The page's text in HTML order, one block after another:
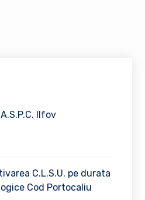
Ilfov
C.L.S.U. pe durata
Cod Portocaliu